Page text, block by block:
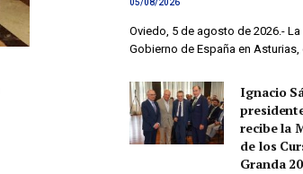
05/08/2026
Oviedo, 5 de agosto de 2026.-
Gobierno de España en Asturias,
Ignacio
recibe la
de los
Granda